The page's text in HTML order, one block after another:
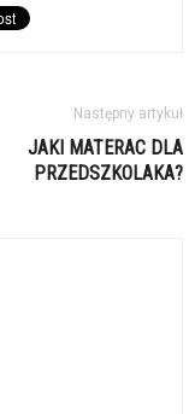
Następny artykuł
JAKI MATERAC DLA
PRZEDSZKOLAKA?